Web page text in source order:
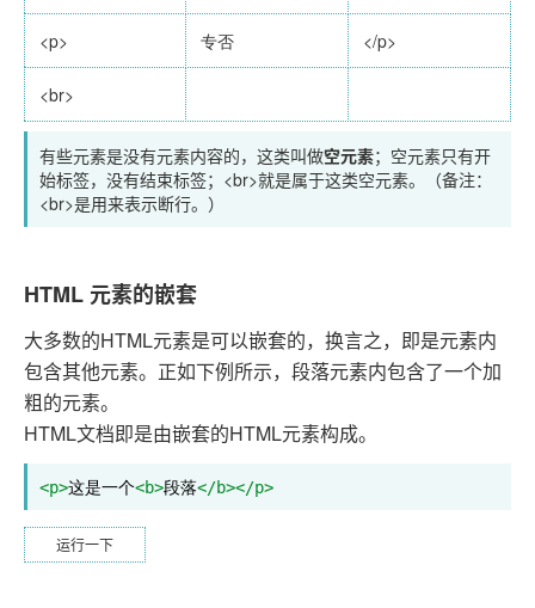
<p> 专否 </p>
<br>
有些元素是没有元素内容的，这类叫做空元素；空元素只有开
始标签，没有结束标签；<br>就是属于这类空元素。（备注：
<br>是用来表示断行。）
HTML 元素的嵌套
大多数的HTML元素是可以嵌套的，换言之，即是元素内
包含其他元素。正如下例所示，段落元素内包含了一个加
粗的元素。
HTML文档即是由嵌套的HTML元素构成。
<p>这是一个<b>段落</b></p>
运行一下